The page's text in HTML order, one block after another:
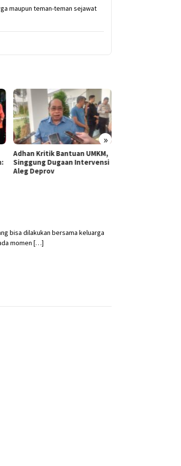
maupun teman-teman sejawat
»
Adhan Kritik Bantuan UMKM,
Singgung Dugaan Intervensi
Aleg Deprov
bisa dilakukan bersama keluarga
momen […]